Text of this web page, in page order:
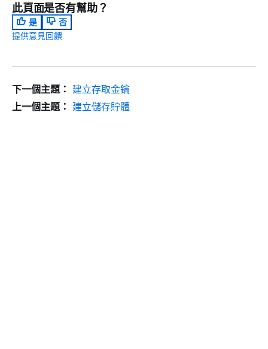
此頁面是否有幫助？
是
否
提供意見回饋
下一個主題： 建立存取金鑰
上一個主題： 建立儲存貯體